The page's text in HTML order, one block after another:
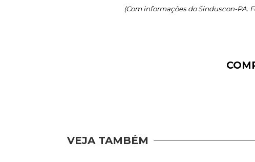
(Com informações do Sinduscon-PA.
VEJA TAMBÉM